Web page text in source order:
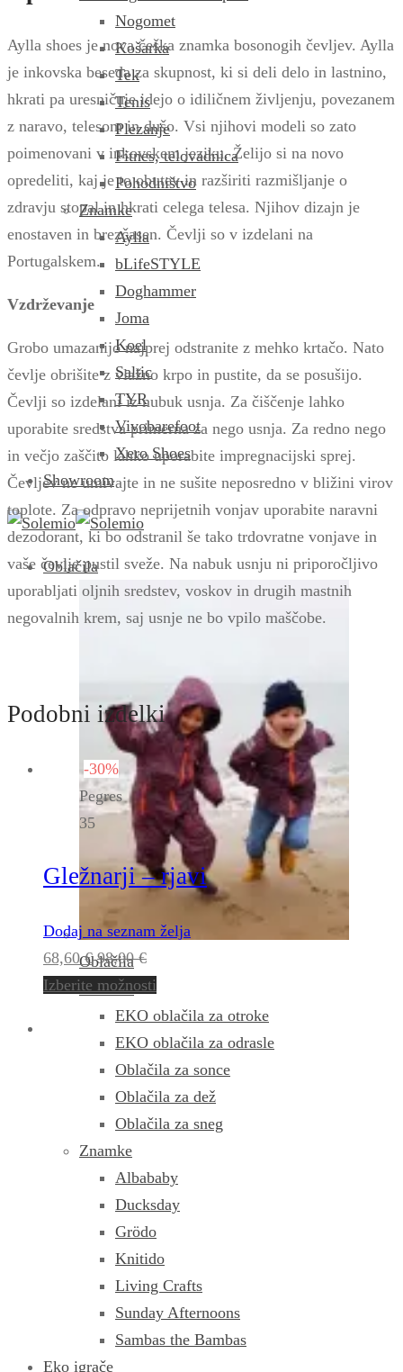
Nogomet
Košarka
Tek
Tenis
Plezanje
Fitnes, telovadnica
Pohodništvo
Znamke
Aylla
bLifeSTYLE
Doghammer
Joma
Koel
Saltic
TYR
Vivobarefoot
Xero Shoes
Showroom
Oblačila
Oblačila
Oblačila
EKO oblačila za otroke
EKO oblačila za odrasle
Oblačila za sonce
Oblačila za dež
Oblačila za sneg
Znamke
Albababy
Ducksday
Grödo
Knitido
Living Crafts
Sunday Afternoons
Sambas the Bambas
Eko igrače
Aylla shoes je nova češka znamka bosonogih čevljev. Aylla
je inkovska beseda za skupnost, ki si deli delo in lastnino,
hkrati pa uresničuje idejo o idiličnem življenju, povezanem
z naravo, telesom in dušo. Vsi njihovi modeli so zato
poimenovani v inkovskem jeziku. Želijo si na novo
opredeliti, kaj je to obutev in razširiti razmišljanje o
zdravju stopal in hkrati celega telesa. Njihov dizajn je
enostaven in brezčasen. Čevlji so v izdelani na
Portugalskem.
Vzdrževanje
Grobo umazanijo najprej odstranite z mehko krtačo. Nato
čevlje obrišite z vlažno krpo in pustite, da se posušijo.
Čevlji so izdelani iz nubuk usnja. Za čiščenje lahko
uporabite sredstva primerna za nego usnja. Za redno nego
in večjo zaščito lahko uporabite impregnacijski sprej.
Čevljev ne umivajte in ne sušite neposredno v bližini virov
toplote. Za odpravo neprijetnih vonjav uporabite naravni
dezodorant, ki bo odstranil še tako trdovratne vonjave in
vaše čevlje pustil sveže. Na nabuk usnju ni priporočljivo
uporabljati oljnih sredstev, voskov in drugih mastnih
negovalnih krem, saj usnje ne bo vpilo maščobe.
Podobni izdelki
-30%
Pegres
35
Gležnarji – rjavi
Dodaj na seznam želja
68,60€ 98,00€
Izberite možnosti